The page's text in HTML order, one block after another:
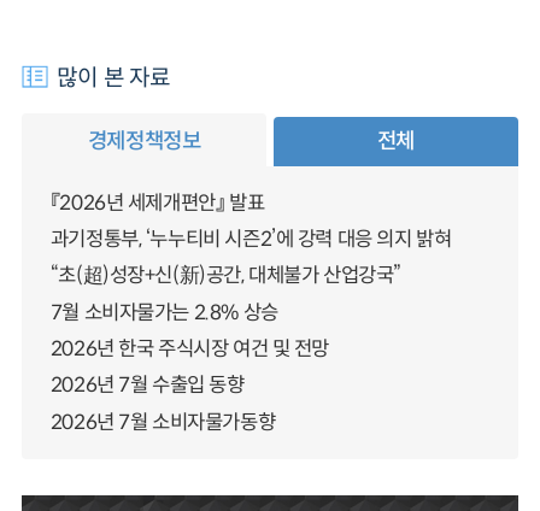
많이 본 자료
경제정책정보 전체
『2026년 세제개편안』 발표
과기정통부, ‘누누티비 시즌2’에 강력 대응 의지 밝혀
“초(超)성장+신(新)공간, 대체불가 산업강국”
7월 소비자물가는 2.8% 상승
2026년 한국 주식시장 여건 및 전망
2026년 7월 수출입 동향
2026년 7월 소비자물가동향